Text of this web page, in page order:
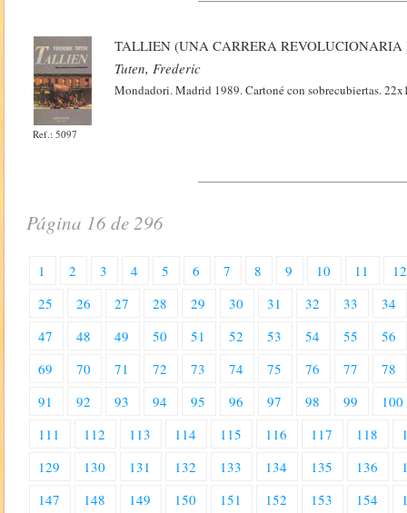
Ref.: 5097
TALLIEN (UNA CARRERA REVOLUCIONARIA
Tuten, Frederic
Mondadori. Madrid 1989. Cartoné con sobrecubiertas.
Página 16 de 296
1 2 3 4 5 6 7 8 9 10 11
12
25
26 27 28 29 30 31 32 33
34
47
48 49 50 51 52 53 54 55
56
69
70 71 72 73 74 75 76 77
78
91
92 93 94 95 96 97 98 99
100
111
112 113 114 115 116 117 118
129
130 131 132 133 134 135 136
147
148 149 150 151 152 153 154